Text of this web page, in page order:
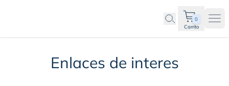
0
Carrito
Enlaces de interes